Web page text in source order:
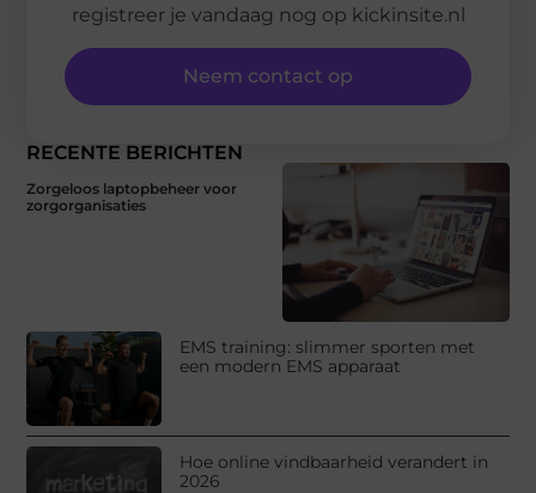
RECENTE BERICHTEN
Zorgeloos laptopbeheer voor
zorgorganisaties
EMS training: slimmer sporten met
een modern EMS apparaat
Hoe online vindbaarheid verandert in
2026
registreer je vandaag nog op kickinsite.nl
Neem contact op